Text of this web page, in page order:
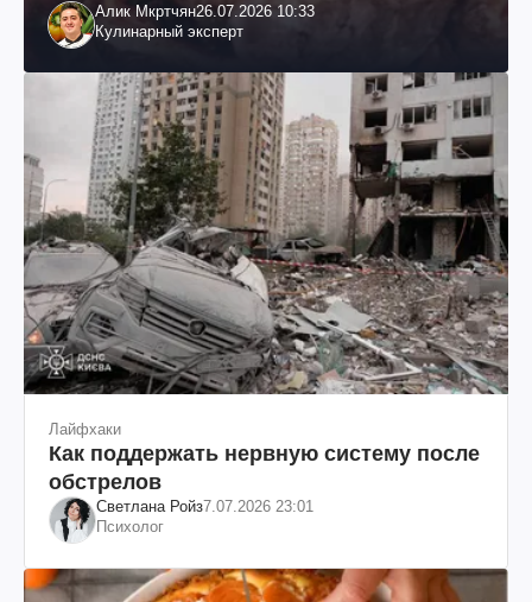
Алик Мкртчян26.07.2026 10:33
Кулинарный эксперт
Лайфхаки
Как поддержать нервную систему после
обстрелов
Светлана Ройз7.07.2026 23:01
Психолог